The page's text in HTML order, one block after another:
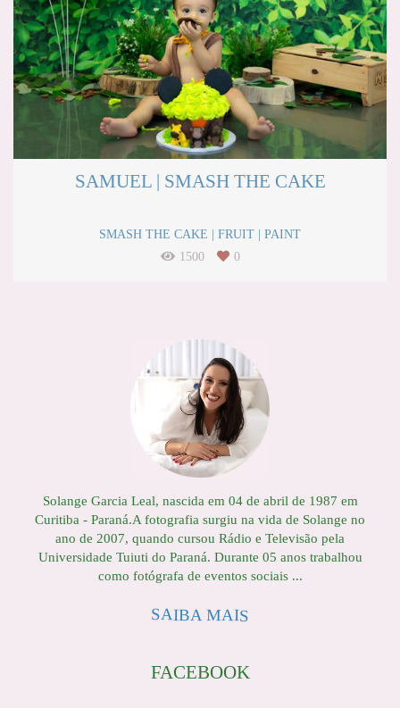
SAMUEL | SMASH THE CAKE
SMASH THE CAKE | FRUIT | PAINT
1500
0
Solange Garcia Leal, nascida em 04 de abril de 1987 em
Curitiba - Paraná.A fotografia surgiu na vida de Solange no
ano de 2007, quando cursou Rádio e Televisão pela
Universidade Tuiuti do Paraná. Durante 05 anos trabalhou
como fotógrafa de eventos sociais ...
SAIBA MAIS
FACEBOOK